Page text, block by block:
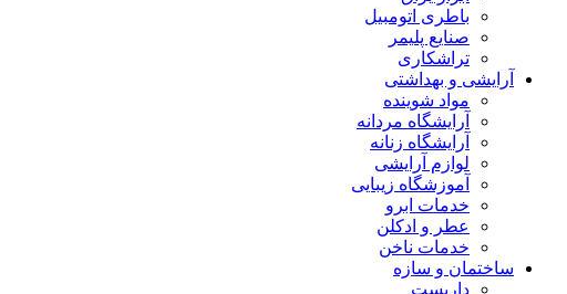
باطری اتومبیل
صنایع پلیمر
تراشکاری
آرایشی و بهداشتی
مواد شوینده
آرایشگاه مردانه
آرایشگاه زنانه
لوازم آرایشی
آموزشگاه زیبایی
خدمات ابرو
عطر و ادکلن
خدمات ناخن
ساختمان و سازه
داربست